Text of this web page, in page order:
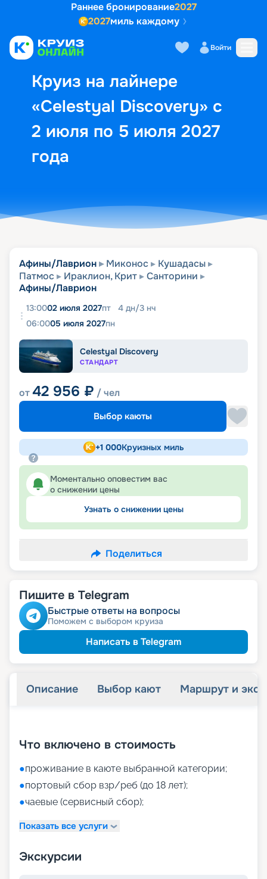
Раннее бронирование2027
2027миль каждому
Войти
Круиз на лайнере
«Celestyal Discovery» с
2 июля по 5 июля 2027
года
Выбор кают Маршрут и
Афины/Лаврион Миконос
Кушадасы
Патмос
Ираклион, Крит
Санторини
Афины/Лаврион
13:0002 июля 2027пт 4 дн/3 нч
06:0005 июля 2027пн
Celestyal Discovery
СТАНДАРТ
от42 956 ₽ / чел
Выбор каюты
+1 000Круизных миль
Моментально оповестим вас
о снижении цены
Узнать о снижении цены
Поделиться
Пишите в Telegram
Быстрые ответы на вопросы
Поможем с выбором круиза
Написать в Telegram
Описание Выбор кают Маршрут и
Что включено в стоимость
●проживание в каюте выбранной категории;
●портовый сбор взр/реб (до 18 лет);
●чаевые (сервисный сбор);
Показать все услуги
Экскурсии